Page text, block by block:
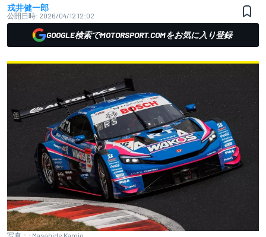
戎井健一郎
公開日時: 2026/04/12 12:02
GOOGLE検索でMOTORSPORT.COMをお気に入り登録